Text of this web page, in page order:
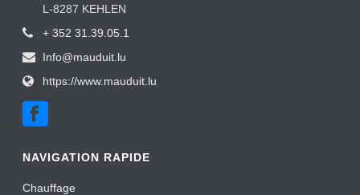
L-8287 KEHLEN
+ 352 31.39.05.1
Info@mauduit.lu
https://www.mauduit.lu
NAVIGATION RAPIDE
Chauffage